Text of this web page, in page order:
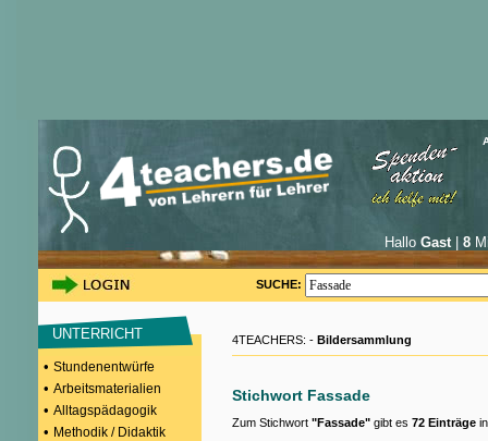
Hallo Gast| 8
SUCHE:
UNTERRICHT
• Stundenentwürfe
• Arbeitsmaterialien
• Alltagspädagogik
• Methodik / Didaktik
4TEACHERS: - Bildersammlung
Stichwort Fassade
Zum Stichwort "Fassade" gibt es 72 Einträge